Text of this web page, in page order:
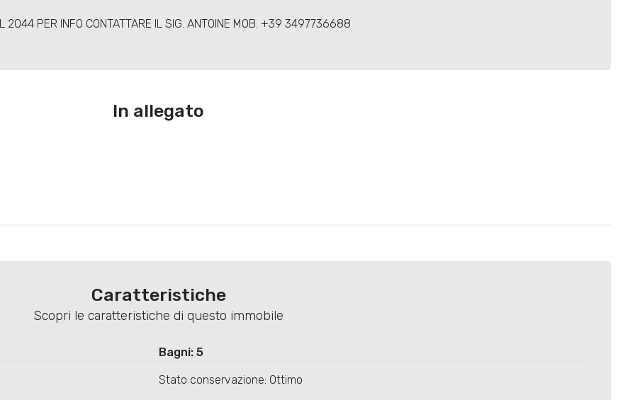
2044 PER INFO CONTATTARE IL SIG. ANTOINE MOB. +39 3497736688
In allegato
Caratteristiche
Scopri le caratteristiche di questo immobile
Bagni: 5
Stato conservazione: Ottimo